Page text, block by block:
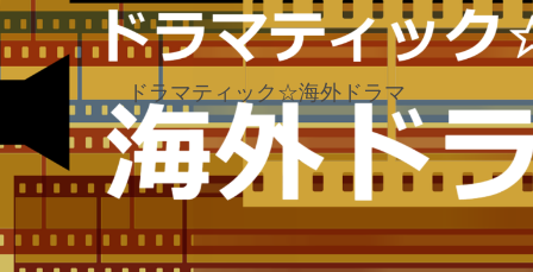
ドラマティック☆海外ドラマ